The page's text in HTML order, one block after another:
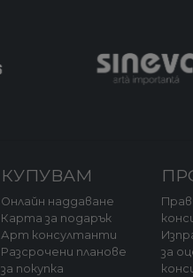
КУПУВАМ
Онлайн наддаване
Карта за подарък
Арт консултанти
Разсрочени планове
за покупка
за